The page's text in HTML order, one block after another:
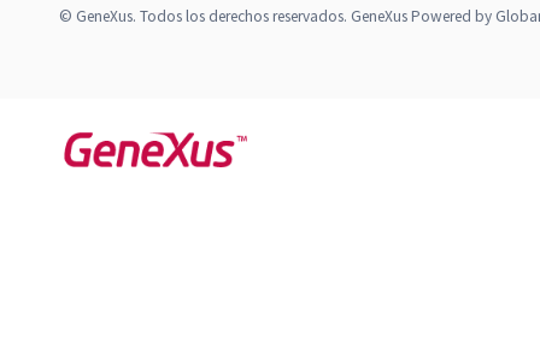
© GeneXus. Todos los derechos reservados. GeneXus Powered by